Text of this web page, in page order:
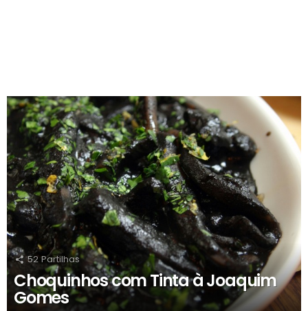
RECOMENDADOS
52 Partilhas
Choquinhos com Tinta à Joaquim
Gomes